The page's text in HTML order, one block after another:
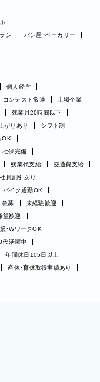
ン
パン屋・ベーカリー
個人経営
コンテスト常連
上場企業
残業月20時間以下
がりあり
シフト制
OK
社保完備
残業代支給
交通費支給
社員割引あり
バイク通勤OK
急募
未経験歓迎
望歓迎
・WワークOK
代活躍中
年間休日105日以上
産休・育休取得実績あり